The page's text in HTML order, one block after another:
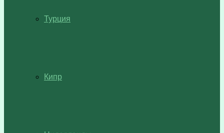
Турция
Кипр